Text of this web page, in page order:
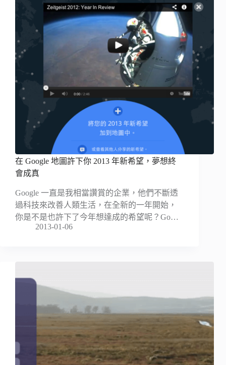
在 Google 地圖許下你 2013 年新希望，夢想終
會成真
Google 一直是我相當讚賞的企業，他們不斷透
過科技來改善人類生活，在全新的一年開始，
你是不是也許下了今年想達成的希望呢？Go…
2013-01-06